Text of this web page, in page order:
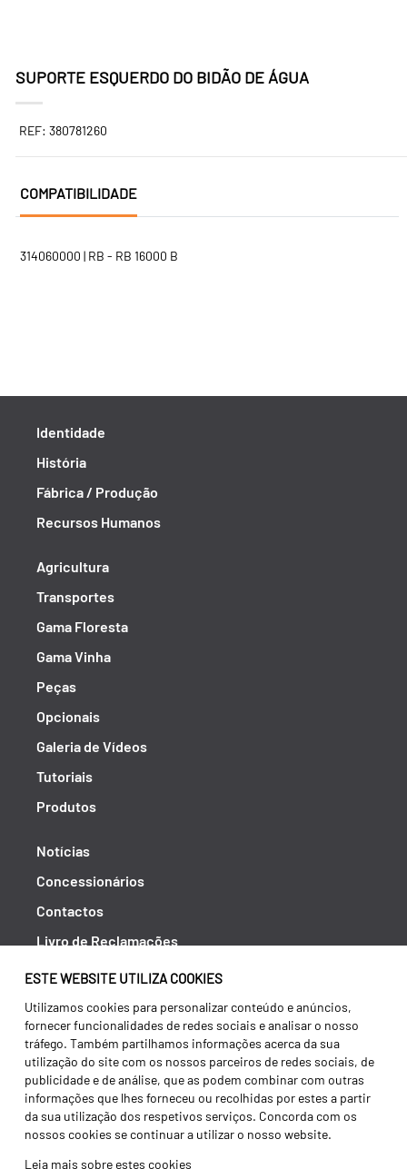
ESTE WEBSITE UTILIZA COOKIES
Utilizamos cookies para personalizar conteúdo e anúncios,
fornecer funcionalidades de redes sociais e analisar o nosso
tráfego. Também partilhamos informações acerca da sua
utilização do site com os nossos parceiros de redes sociais, de
publicidade e de análise, que as podem combinar com outras
informações que lhes forneceu ou recolhidas por estes a partir
da sua utilização dos respetivos serviços. Concorda com os
nossos cookies se continuar a utilizar o nosso website.
Leia mais sobre estes cookies
SUPORTE ESQUERDO DO BIDÃO DE ÁGUA
REF: 380781260
COMPATIBILIDADE
314060000 | RB - RB 16000 B
Identidade
História
Fábrica / Produção
Recursos Humanos
Agricultura
Transportes
Gama Floresta
Gama Vinha
Peças
Opcionais
Galeria de Vídeos
Tutoriais
Produtos
Notícias
Concessionários
Contactos
Livro de Reclamações
Política de Privacidade
Canal de Denúncias (RGPC)
Termos e condições